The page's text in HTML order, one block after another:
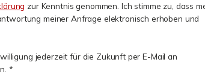
zur Kenntnis genommen. Ich stimme zu, dass
meiner Anfrage elektronisch erhoben und
jederzeit für die Zukunft per E-Mail an
*